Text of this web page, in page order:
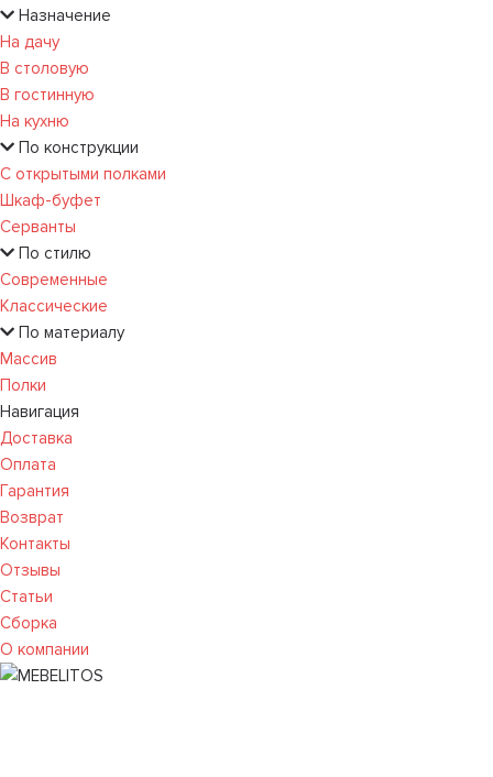
Назначение
На дачу
В столовую
В гостинную
На кухню
По конструкции
С открытыми полками
Шкаф-буфет
Серванты
По стилю
Современные
Классические
По материалу
Массив
Полки
Навигация
Доставка
Оплата
Гарантия
Возврат
Контакты
Отзывы
Статьи
Сборка
О компании